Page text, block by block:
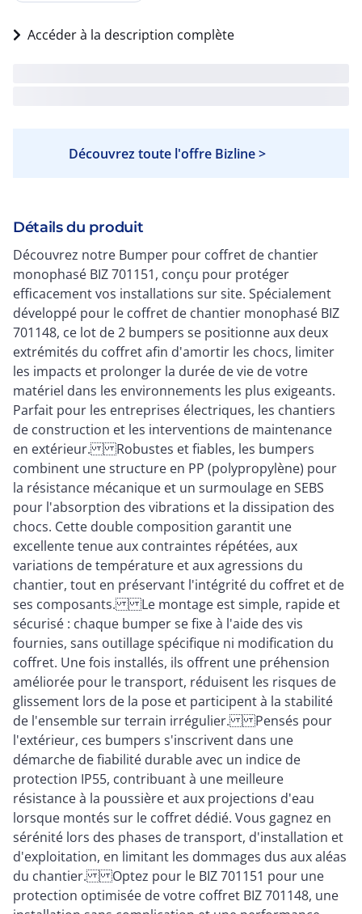
Accéder à la description complète
Découvrez toute l'offre Bizline >
Détails du produit
Découvrez notre Bumper pour coffret de chantier
monophasé BIZ 701151, conçu pour protéger
efficacement vos installations sur site. Spécialement
développé pour le coffret de chantier monophasé BIZ
701148, ce lot de 2 bumpers se positionne aux deux
extrémités du coffret afin d'amortir les chocs, limiter
les impacts et prolonger la durée de vie de votre
matériel dans les environnements les plus exigeants.
Parfait pour les entreprises électriques, les chantiers
de construction et les interventions de maintenance
en extérieur. Robustes et fiables, les bumpers
combinent une structure en PP (polypropylène) pour
la résistance mécanique et un surmoulage en SEBS
pour l'absorption des vibrations et la dissipation des
chocs. Cette double composition garantit une
excellente tenue aux contraintes répétées, aux
variations de température et aux agressions du
chantier, tout en préservant l'intégrité du coffret et de
ses composants. Le montage est simple, rapide et
sécurisé : chaque bumper se fixe à l'aide des vis
fournies, sans outillage spécifique ni modification du
coffret. Une fois installés, ils offrent une préhension
améliorée pour le transport, réduisent les risques de
glissement lors de la pose et participent à la stabilité
de l'ensemble sur terrain irrégulier. Pensés pour
l'extérieur, ces bumpers s'inscrivent dans une
démarche de fiabilité durable avec un indice de
protection IP55, contribuant à une meilleure
résistance à la poussière et aux projections d'eau
lorsque montés sur le coffret dédié. Vous gagnez en
sérénité lors des phases de transport, d'installation et
d'exploitation, en limitant les dommages dus aux aléas
du chantier. Optez pour le BIZ 701151 pour une
protection optimisée de votre coffret BIZ 701148, une